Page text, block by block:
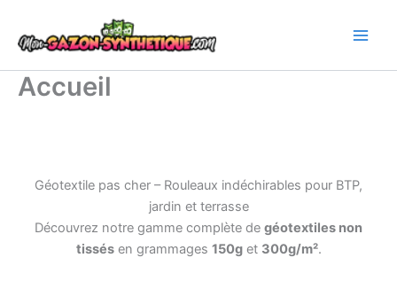
contenu
Accueil
Géotextile pas cher – Rouleaux indéchirables pour BTP,
jardin et terrasse
Découvrez notre gamme complète de géotextiles non
tissésen grammages 150get 300g/m².